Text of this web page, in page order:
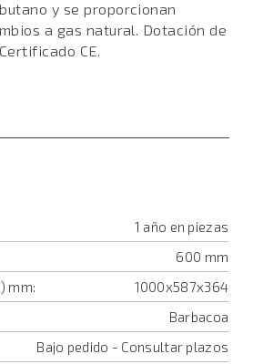
y se proporcionan
a gas natural. Dotación de
CE.
1 año en piezas
600 mm
mm:
1000x587x364
Barbacoa
Bajo pedido - Consultar plazos